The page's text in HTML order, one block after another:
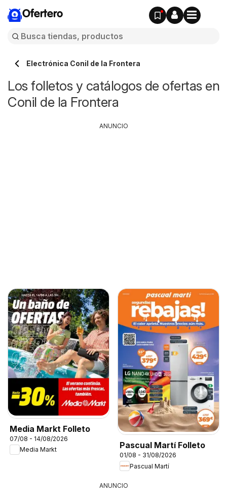
Ofertero
Electrónica Conil de la Frontera
Los folletos y catálogos de ofertas en
Conil de la Frontera
Media Markt Folleto
07/08 - 14/08/2026
Media Markt
Pascual Martí Folleto
01/08 - 31/08/2026
Pascual Martí
ANUNCIO
ANUNCIO